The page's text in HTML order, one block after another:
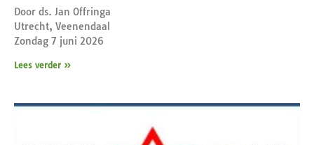
Door ds. Jan Offringa
Utrecht, Veenendaal
Zondag 7 juni 2026
Lees verder »